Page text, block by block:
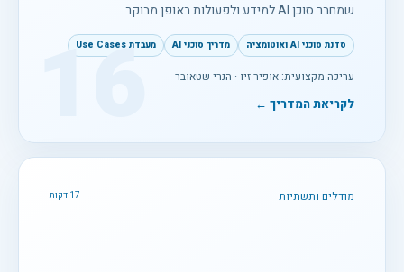
שמחבר סוכן AI למידע ולפעולות באופן מבוקר.
סדנת סוכני AI ואוטומציה מדריך סוכני AI מעבדת Use Cases
עריכה מקצועית: אופיר זיו · הנרי שטאובר
לקריאת המדריך ← 16
מודלים ותשתיות 17 דקות